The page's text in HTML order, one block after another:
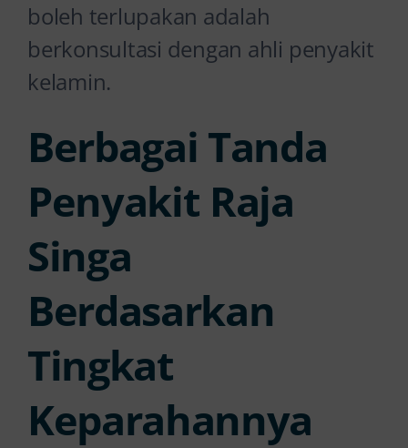
boleh terlupakan adalah
berkonsultasi dengan ahli penyakit
kelamin.
Berbagai Tanda
Penyakit Raja
Singa
Berdasarkan
Tingkat
Keparahannya